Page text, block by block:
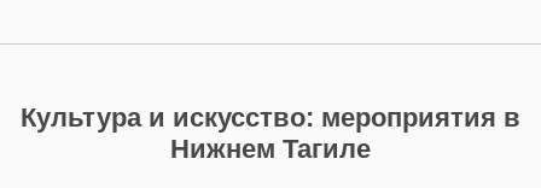
Культура и искусство: мероприятия в
Нижнем Тагиле